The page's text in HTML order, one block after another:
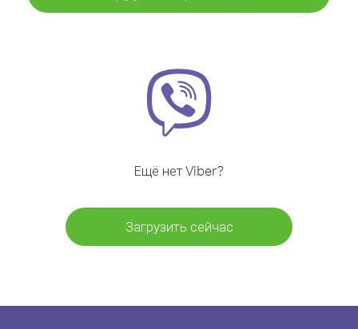
Ещё нет Viber?
Загрузить сейчас